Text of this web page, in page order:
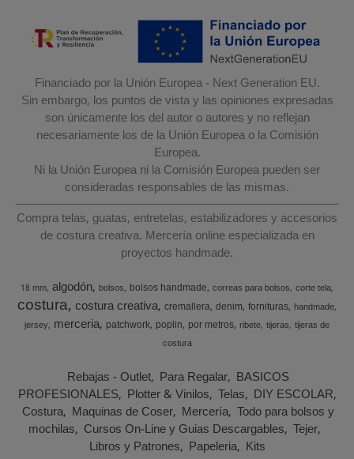
Financiado por la Unión Europea - Next Generation EU.
Sin embargo, los puntos de vista y las opiniones expresadas
son únicamente los del autor o autores y no reflejan
necesariamente los de la Unión Europea o la Comisión
Europea.
Ni la Unión Europea ni la Comisión Europea pueden ser
consideradas responsables de las mismas.
Compra telas, guatas, entretelas, estabilizadores y accesorios
de costura creativa. Mercería online especializada en
proyectos handmade.
18 mm algodón bolsos bolsos handmade correas para bolsos corte tela
costura costura creativa cremallera denim fornituras handmade
jersey merceria patchwork poplin por metros ribete tijeras tijeras de
costura
Rebajas - Outlet Para Regalar BASICOS
PROFESIONALES Plotter & Vinilos Telas DIY ESCOLAR
Costura Maquinas de Coser Mercería Todo para bolsos y
mochilas Cursos On-Line y Guias Descargables Tejer
Libros y Patrones Papeleria Kits